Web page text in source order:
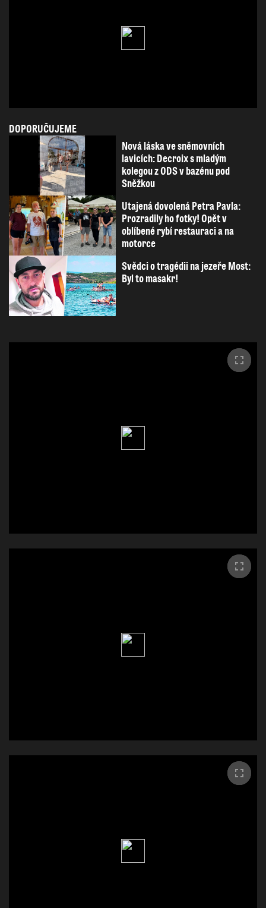
DOPORUČUJEME
Nová láska ve sněmovních
lavicích: Decroix s mladým
kolegou z ODS v bazénu pod
Sněžkou
Utajená dovolená Petra Pavla:
Prozradily ho fotky! Opět v
oblíbené rybí restauraci a na
motorce
Svědci o tragédii na jezeře Most:
Byl to masakr!